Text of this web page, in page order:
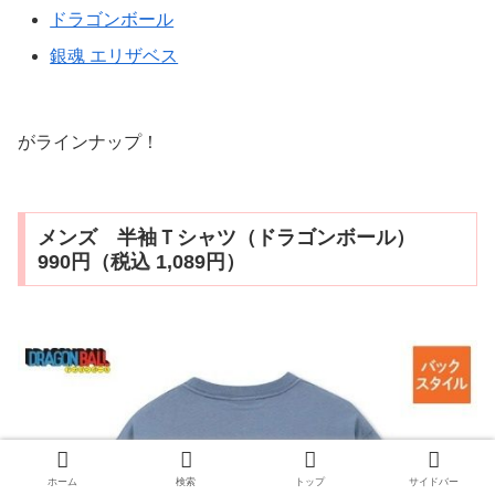
ドラゴンボール
銀魂 エリザベス
がラインナップ！
メンズ 半袖Ｔシャツ（ドラゴンボール）
990円（税込 1,089円）
ホーム 検索 トップ サイドバー